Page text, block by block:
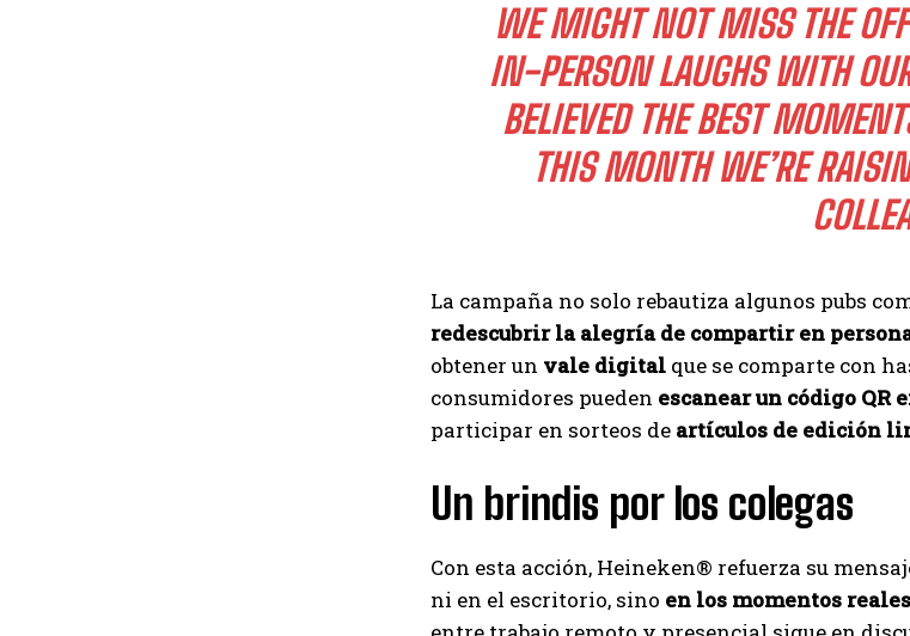
MIGHT NOT MISS THE
ERSON LAUGHS WITH OUR
EVED THE BEST MOMENTS
MONTH WE’RE RAISING
La campaña no solo rebautiza algunos pubs
redescubrir la alegría de compartir en
obtener un vale digital que se comparte con
consumidores pueden escanear un código QR
participar en sorteos de artículos de edición
Un brindis por los colegas
Con esta acción, Heineken® refuerza su
ni en el escritorio, sino en los momentos